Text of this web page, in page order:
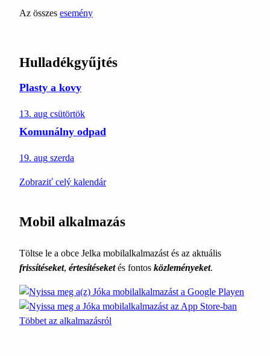
Az összes esemény
Hulladékgyűjtés
Plasty a kovy
13. aug csütörtök
Komunálny odpad
19. aug szerda
Zobraziť celý kalendár
Mobil alkalmazás
Töltse le a obce Jelka mobilalkalmazást és az aktuális
frissítéseket, értesítéseketés fontos közleményeket.
Többet az alkalmazásról